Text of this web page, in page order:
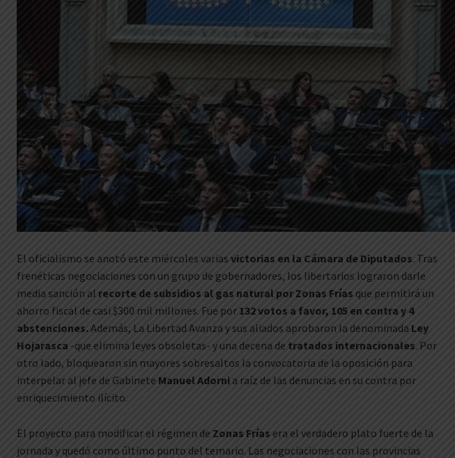
El oficialismo se anotó este miércoles varias victorias en la Cámara de Diputados. Tras
frenéticas negociaciones con un grupo de gobernadores, los libertarios lograron darle
media sanción al recorte de subsidios al gas natural por Zonas Frías que permitirá un
ahorro fiscal de casi $300 mil millones. Fue por 132 votos a favor, 105 en contra y 4
abstenciones.Además, La Libertad Avanza y sus aliados aprobaron la denominada Ley
Hojarasca -que elimina leyes obsoletas- y una decena de tratados internacionales. Por
otro lado, bloquearon sin mayores sobresaltos la convocatoria de la oposición para
interpelar al jefe de Gabinete Manuel Adorni a raíz de las denuncias en su contra por
enriquecimiento ilícito.
El proyecto para modificar el régimen de Zonas Frías era el verdadero plato fuerte de la
jornada y quedó como último punto del temario. Las negociaciones con las provincias